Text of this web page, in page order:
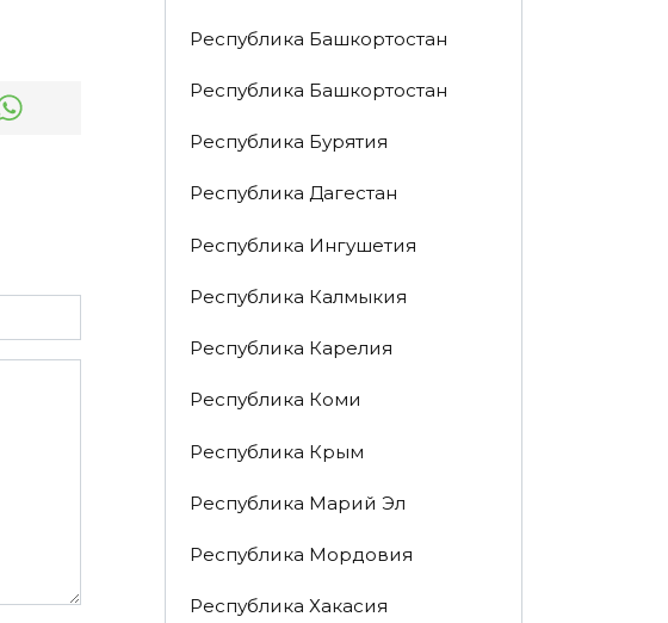
Республика Башкортостан
Республика Башкортостан
Республика Бурятия
Республика Дагестан
Республика Ингушетия
Республика Калмыкия
Республика Карелия
Республика Коми
Республика Крым
Республика Марий Эл
Республика Мордовия
Республика Хакасия